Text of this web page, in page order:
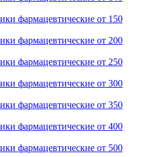
фармацевтические от 150
фармацевтические от 200
фармацевтические от 250
фармацевтические от 300
фармацевтические от 350
фармацевтические от 400
фармацевтические от 500